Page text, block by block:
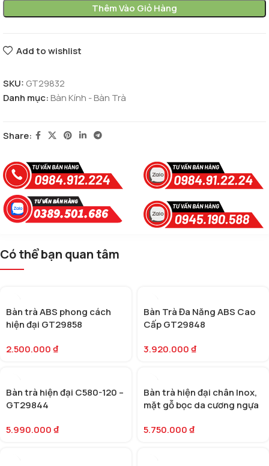
Thêm Vào Giỏ Hàng
Add to wishlist
SKU: GT29832
Danh mục:Bàn Kính - Bàn Trà
Share:
Có thể bạn quan tâm
Bàn trà ABS phong cách
hiện đại GT29858
2.500.000₫
Bàn Trà Đa Năng ABS Cao
Cấp GT29848
3.920.000₫
Bàn trà hiện đại C580-120 –
GT29844
5.990.000₫
Bàn trà hiện đại chân Inox,
mặt gỗ bọc da cương ngựa
5.750.000₫